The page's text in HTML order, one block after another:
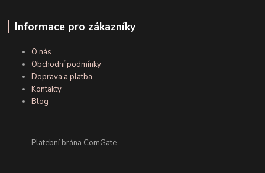
Informace pro zákazníky
O nás
Obchodní podmínky
Doprava a platba
Kontakty
Blog
Platební brána ComGate